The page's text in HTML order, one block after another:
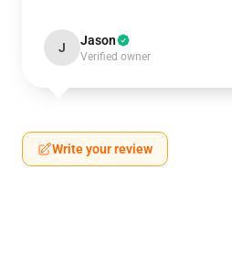
J Jason
Verified owner
Write your review